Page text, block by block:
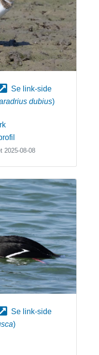
Se link-side
dubius)
2025-08-08
Se link-side
)